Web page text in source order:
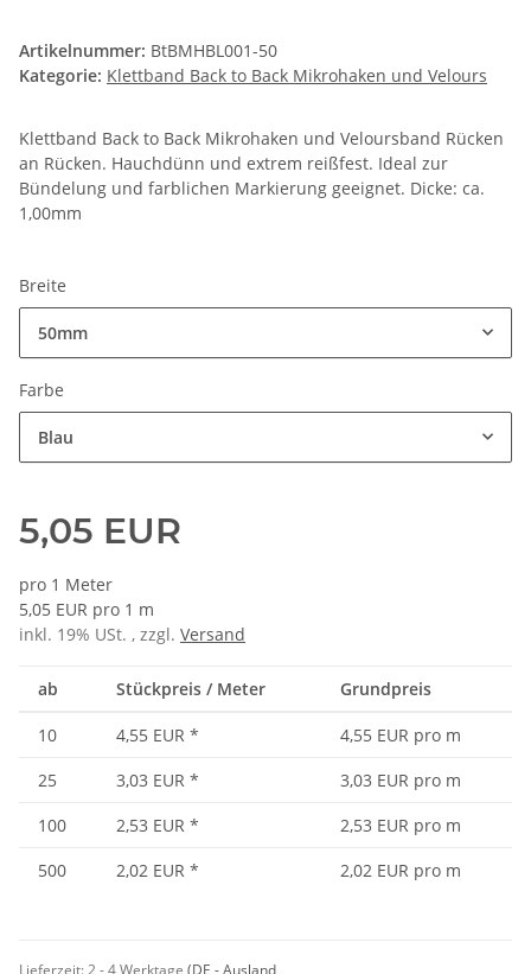
Artikelnummer: BtBMHBL001-50
Kategorie: Klettband Back to Back Mikrohaken und Velours
Klettband Back to Back Mikrohaken und Veloursband Rücken
an Rücken. Hauchdünn und extrem reißfest. Ideal zur
Bündelung und farblichen Markierung geeignet. Dicke: ca.
1,00mm
Breite
50mm
Farbe
Blau
5,05 EUR
pro 1 Meter
5,05 EUR pro 1 m
inkl. 19% USt. , zzgl. Versand
ab Stückpreis / Meter Grundpreis
10 4,55 EUR *
4,55 EUR pro m
25
3,03 EUR *
3,03 EUR pro m
100
2,53 EUR *
2,53 EUR pro m
500
2,02 EUR * 2,02 EUR pro m
Lieferzeit:2 - 4 Werktage (DE - Ausland